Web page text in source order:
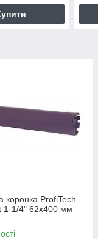
коронка ProfiTech
1-1/4" 62x400 мм